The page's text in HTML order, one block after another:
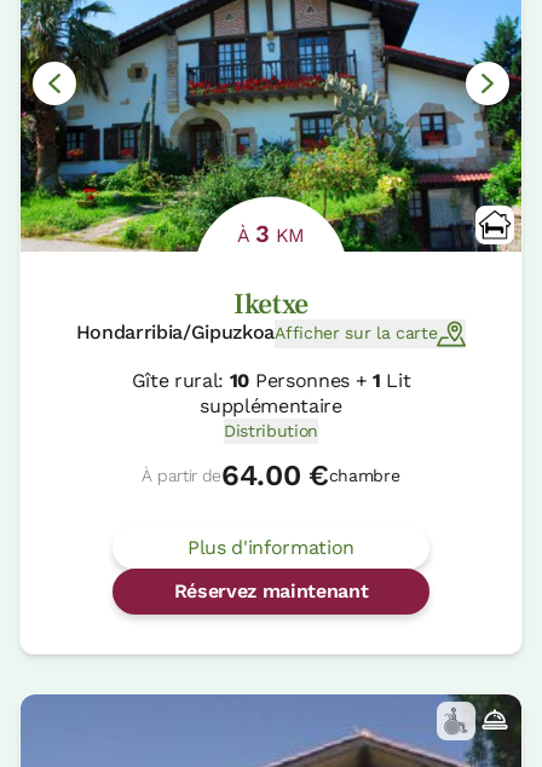
À 3 KM
Iketxe
Hondarribia/GipuzkoaAfficher sur la carte
Gîte rural: 10 Personnes + 1 Lit
supplémentaire
Distribution
À partir de64.00 €chambre
Plus d'information
Réservez maintenant